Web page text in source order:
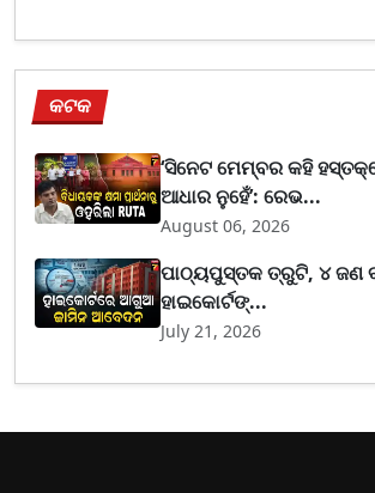
କଟକ
‘ସିନେଟ ମେମ୍ବର କହି
ଆଧାର ନୁହେଁ’: ରେଭ...
August 06, 2026
ପାଠ୍ୟପୁସ୍ତକ ତ୍ରୁଟି, ୪ ଜଣ
ହାଇକୋର୍ଟଙ୍...
July 21, 2026